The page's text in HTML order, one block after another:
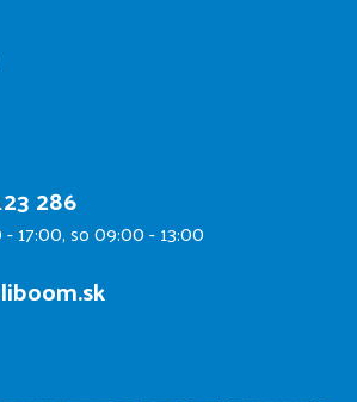
286
17:00, so 09:00 - 13:00